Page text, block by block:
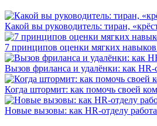
Какой вы руководитель: тиран,
7 принципов оценки мягких навыков
Вызов фриланса и удалёнки: как HR-
Когда штормит: как помочь своей
Новые вызовы: как HR-отделу